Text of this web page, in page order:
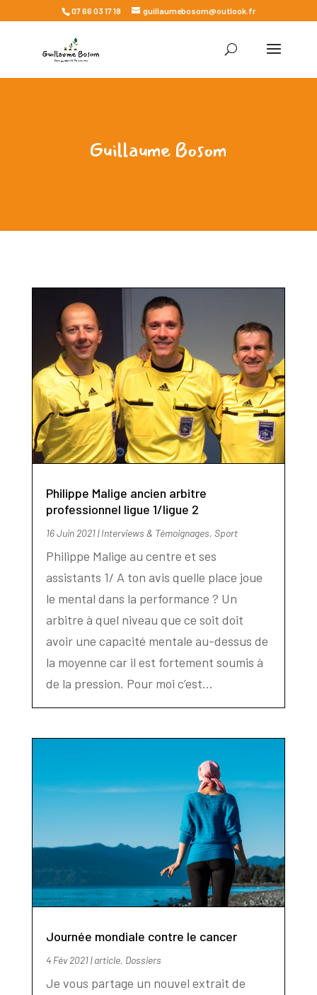
07 66 03 17 18 guillaumebosom@outlook.fr
Guillaume Bosom
Philippe Malige ancien arbitre
professionnel ligue 1/ligue 2
16 Juin 2021|Interviews & Témoignages, Sport
Philippe Malige au centre et ses
assistants 1/ A ton avis quelle place joue
le mental dans la performance ? Un
arbitre à quel niveau que ce soit doit
avoir une capacité mentale au-dessus de
la moyenne car il est fortement soumis à
de la pression. Pour moi c’est...
Journée mondiale contre le cancer
4 Fév 2021|article, Dossiers
Je vous partage un nouvel extrait de